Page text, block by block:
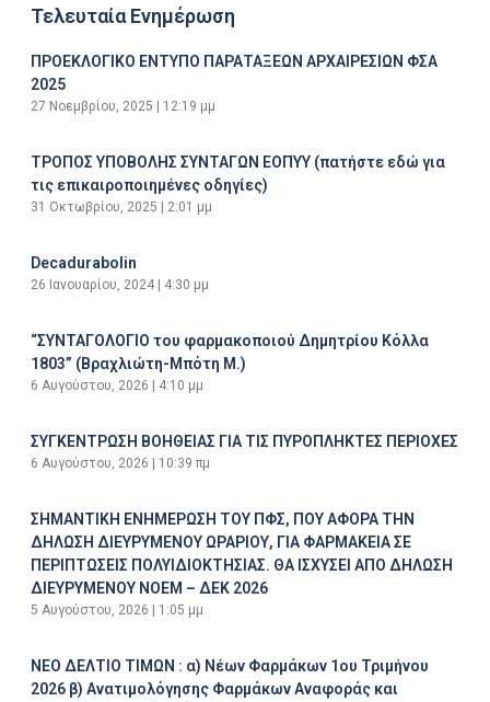
Τελευταία Ενημέρωση
ΠΡΟΕΚΛΟΓΙΚΟ ΕΝΤΥΠΟ ΠΑΡΑΤΑΞΕΩΝ ΑΡΧΑΙΡΕΣΙΩΝ ΦΣΑ
2025
27 Νοεμβρίου, 2025 12:19 μμ
ΤΡΟΠΟΣ ΥΠΟΒΟΛΗΣ ΣΥΝΤΑΓΩΝ ΕΟΠΥΥ (πατήστε εδώ για
τις επικαιροποιημένες οδηγίες)
31 Οκτωβρίου, 2025 2:01 μμ
Decadurabolin
26 Ιανουαρίου, 2024 4:30 μμ
“ΣΥΝΤΑΓΟΛΟΓΙΟ του φαρμακοποιού Δημητρίου Κόλλα
1803” (Βραχλιώτη-Μπότη Μ.)
6 Αυγούστου, 2026 4:10 μμ
ΣΥΓΚΕΝΤΡΩΣΗ ΒΟΗΘΕΙΑΣ ΓΙΑ ΤΙΣ ΠΥΡΟΠΛΗΚΤΕΣ ΠΕΡΙΟΧΕΣ
6 Αυγούστου, 2026 10:39 πμ
ΣΗΜΑΝΤΙΚΗ ΕΝΗΜΕΡΩΣΗ ΤΟΥ ΠΦΣ, ΠΟΥ ΑΦΟΡΑ ΤΗΝ
ΔΗΛΩΣΗ ΔΙΕΥΡΥΜΕΝΟΥ ΩΡΑΡΙΟΥ, ΓΙΑ ΦΑΡΜΑΚΕΙΑ ΣΕ
ΠΕΡΙΠΤΩΣΕΙΣ ΠΟΛΥΙΔΙΟΚΤΗΣΙΑΣ. ΘΑ ΙΣΧΥΣΕΙ ΑΠΟ ΔΗΛΩΣΗ
ΔΙΕΥΡΥΜΕΝΟΥ ΝΟΕΜ – ΔΕΚ 2026
5 Αυγούστου, 2026 1:05 μμ
ΝΕΟ ΔΕΛΤΙΟ ΤΙΜΩΝ : α) Νέων Φαρμάκων 1ου Τριμήνου
2026 β) Ανατιμολόγησης Φαρμάκων Αναφοράς και